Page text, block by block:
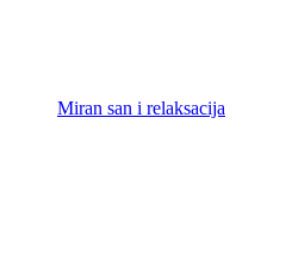
Miran san i relaksacija